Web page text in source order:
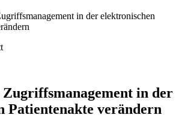
in der elektronischen
in der
Patientenakte verändern